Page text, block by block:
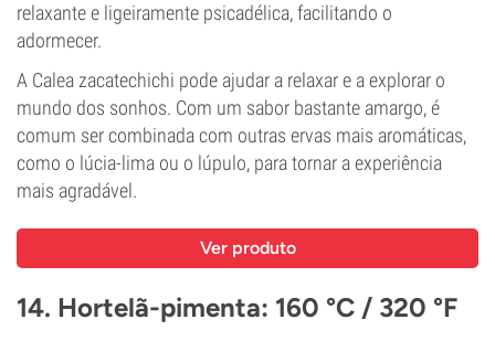
relaxante e ligeiramente psicadélica, facilitando o
adormecer.
A Calea zacatechichi pode ajudar a relaxar e a explorar o
mundo dos sonhos. Com um sabor bastante amargo, é
comum ser combinada com outras ervas mais aromáticas,
como o lúcia-lima ou o lúpulo, para tornar a experiência
mais agradável.
Ver produto
14. Hortelã-pimenta: 160 °C / 320 °F